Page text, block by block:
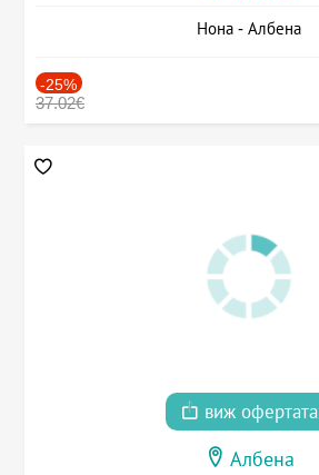
Нона - Албена
-25%
37.02€
виж офертата
Албена